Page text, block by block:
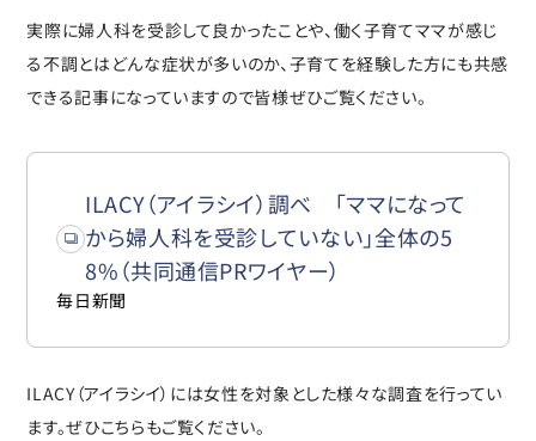
実際に婦人科を受診して良かったことや、働く子育てママが感じ
る不調とはどんな症状が多いのか、子育てを経験した方にも共感
できる記事になっていますので皆様ぜひご覧ください。
ILACY（アイラシイ）調べ 「ママになって
から婦人科を受診していない」全体の5
8%（共同通信PRワイヤー）
毎日新聞
ILACY（アイラシイ）には女性を対象とした様々な調査を行ってい
ます。ぜひこちらもご覧ください。